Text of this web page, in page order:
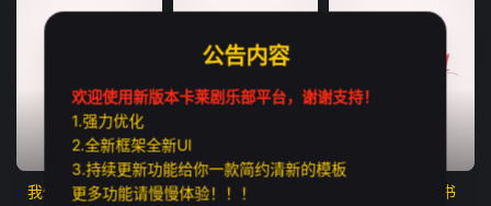
更新至第01集
我们愉快的好日子 红色珍珠 家庭关系证明书
公告内容
欢迎使用新版本卡莱剧乐部平台，谢谢支持！
1.强力优化
2.全新框架全新UI
3.持续更新功能给你一款简约清新的模板
更多功能请慢慢体验！！！